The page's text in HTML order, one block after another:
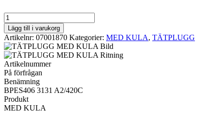
MED
KULA
BPES406
3131
A2/420C
mängd
Lägg till i varukorg
Artikelnr: 07001870 Kategorier: MED KULA, TÄTPLUGG
Artikelnummer
På förfrågan
Benämning
BPES406 3131 A2/420C
Produkt
MED KULA